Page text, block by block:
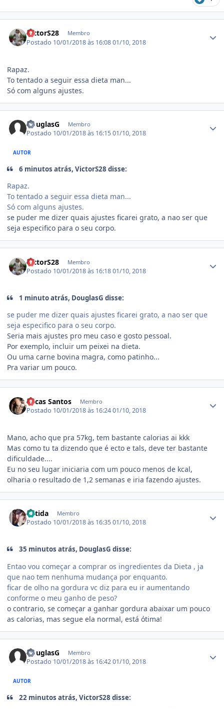
VictorS28 Membro
Postado 10/01/2018 às 16:0801/10, 2018
Rapaz.
To tentado a seguir essa dieta man...
Só com alguns ajustes.
DouglasG Membro
Postado 10/01/2018 às 16:1501/10, 2018
AUTOR
6 minutos atrás, VictorS28 disse:
Rapaz.
To tentado a seguir essa dieta man...
Só com alguns ajustes.
se puder me dizer quais ajustes ficarei grato, a nao ser que
seja especifico para o seu corpo.
VictorS28 Membro
Postado 10/01/2018 às 16:1801/10, 2018
1 minuto atrás, DouglasG disse:
se puder me dizer quais ajustes ficarei grato, a nao ser que
seja especifico para o seu corpo.
Seria mais ajustes pro meu caso e gosto pessoal.
Por exemplo, incluir um peixei na dieta.
Ou uma carne bovina magra, como patinho...
Pra variar um pouco.
Lucas Santos Membro
Postado 10/01/2018 às 16:2401/10, 2018
Mano, acho que pra 57kg, tem bastante calorias ai kkk
Mas como tu ta dizendo que é ecto e tals, deve ter bastante
dificuldade....
Eu no seu lugar iniciaria com um pouco menos de kcal,
olharia o resultado de 1,2 semanas e iria fazendo ajustes.
Batida Membro
Postado 10/01/2018 às 16:3501/10, 2018
35 minutos atrás, DouglasG disse:
Entao vou começar a comprar os ingredientes da Dieta , ja
que nao tem nenhuma mudança por enquanto.
ficar de olho na gordura vc diz para eu ir aumentando
conforme o meu ganho de peso?
o contrario, se começar a ganhar gordura abaixar um pouco
as calorias, mas segue ela normal, está ótima!
DouglasG Membro
Postado 10/01/2018 às 16:4201/10, 2018
AUTOR
22 minutos atrás, VictorS28 disse: